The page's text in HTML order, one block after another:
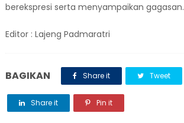
berekspresi serta menyampaikan gagasan.
Editor : Lajeng Padmaratri
BAGIKAN Share it Tweet
Share it Pin it